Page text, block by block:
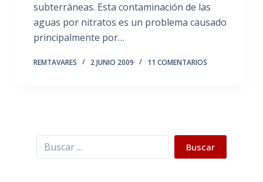
subterráneas. Esta contaminación de las
aguas por nitratos es un problema causado
principalmente por…
REMTAVARES 2 JUNIO 2009 11 COMENTARIOS
Buscar Buscar